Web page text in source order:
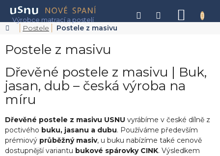
obsah
Domů
Postele Postele z masivu
Postele z masivu
Dřevěné postele z masivu | Buk,
jasan, dub – česká výroba na
míru
Dřevěné postele z masivu USNU vyrábíme v české dílně z
poctivého buku, jasanu a dubu. Používáme především
prémiový průběžný masiv, u buku nabízíme také cenově
dostupnější variantu bukové spárovky CINK. Výsledkem